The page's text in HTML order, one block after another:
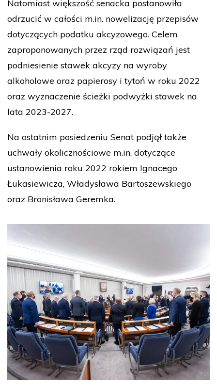
Natomiast większość senacka postanowiła
odrzucić w całości m.in. nowelizację przepisów
dotyczących podatku akcyzowego. Celem
zaproponowanych przez rząd rozwiązań jest
podniesienie stawek akcyzy na wyroby
alkoholowe oraz papierosy i tytoń w roku 2022
oraz wyznaczenie ścieżki podwyżki stawek na
lata 2023-2027.
Na ostatnim posiedzeniu Senat podjął także
uchwały okolicznościowe m.in. dotyczące
ustanowienia roku 2022 rokiem Ignacego
Łukasiewicza, Władysława Bartoszewskiego
oraz Bronisława Geremka.